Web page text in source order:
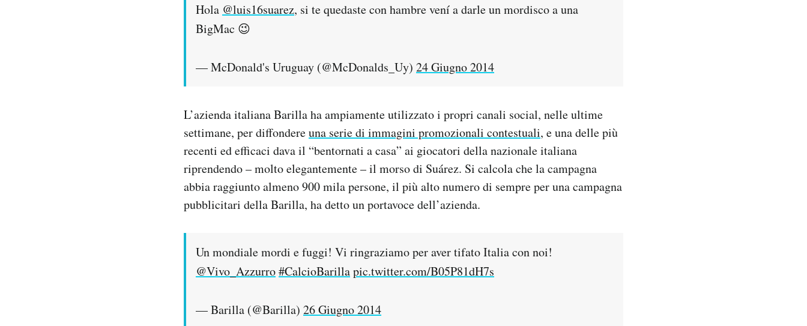
Hola @luis16suarez, si te quedaste con hambre vení a darle un mordisco a una
BigMac 😉
— McDonald's Uruguay (@McDonalds_Uy) 24 Giugno 2014
L’azienda italiana Barilla ha ampiamente utilizzato i propri canali social, nelle ultime
settimane, per diffondereuna serie di immagini promozionali contestuali, e una delle più
recenti ed efficaci dava il “bentornati a casa” ai giocatori della nazionale italiana
riprendendo – molto elegantemente – il morso di Suárez. Si calcola che la campagna
abbia raggiunto almeno 900 mila persone, il più alto numero di sempre per una campagna
pubblicitari della Barilla, ha detto un portavoce dell’azienda.
Un mondiale mordi e fuggi! Vi ringraziamo per aver tifato Italia con noi!
@Vivo_Azzurro#CalcioBarillapic.twitter.com/B05P81dH7s
— Barilla (@Barilla) 26 Giugno 2014